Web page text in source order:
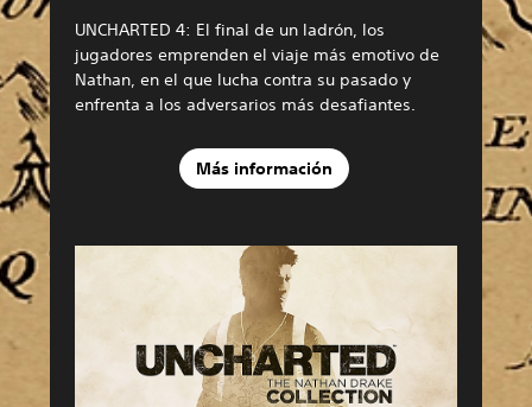
UNCHARTED 4: El final de un ladrón, los
jugadores emprenden el viaje más emotivo de
Nathan, en el que lucha contra su pasado y
enfrenta a los adversarios más desafiantes.
Más información